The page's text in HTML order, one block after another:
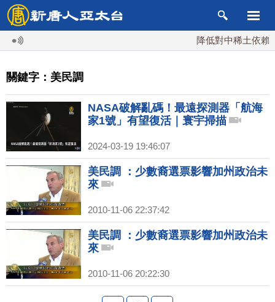
降低對中稀土依賴
關鍵字：美民調
NASA破解亂碼！最遠探測器「航海
家1號」有望復活｜寰宇掃描
2024-03-19 19:46:07
美民調 ：少數裔選票影響加州政治未
來
2010-11-06 22:37:42
美民調 ：少數裔選票影響加州政治未
來
2010-11-06 20:22:30